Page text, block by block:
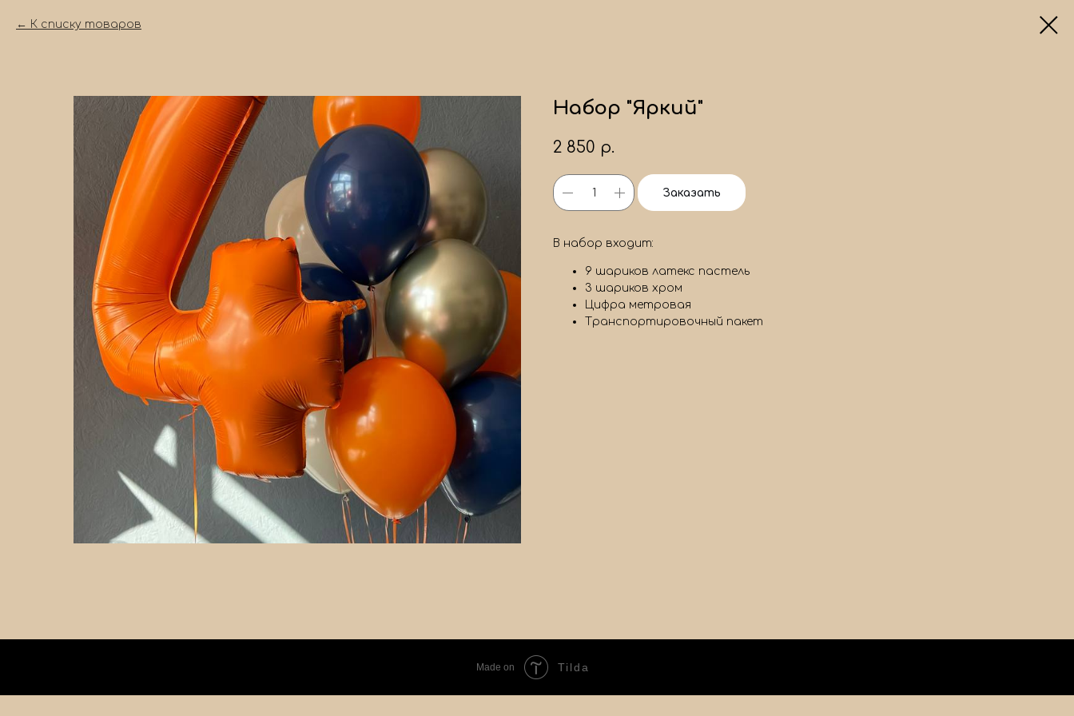
К списку товаров
Набор "Яркий"
2 850 р.
Заказать
В набор входит:
9 шариков латекс пастель
3 шариков хром
Цифра метровая
Транспортировочный пакет
Made on Tilda